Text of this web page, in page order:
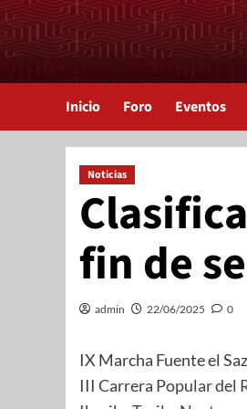
Inicio Foro Eventos
Noticias
fin de
admin 22/06/2025 0
IX Marcha Fuente el
III Carrera Popular del